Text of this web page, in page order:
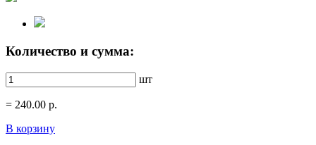
Количество и сумма:
шт
= 240.00 р.
В корзину